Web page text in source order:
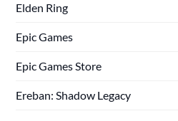
Elden Ring
Epic Games
Epic Games Store
Ereban: Shadow Legacy